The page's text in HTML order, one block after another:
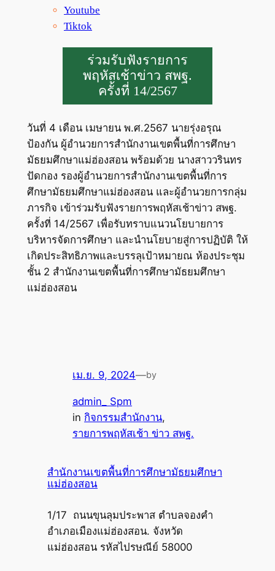
Youtube
Tiktok
ร่วมรับฟังรายการ
พฤหัสเช้าข่าว สพฐ.
ครั้งที่ 14/2567
วันที่ 4 เดือน เมษายน พ.ศ.2567 นายรุ่งอรุณ
ป้องกัน ผู้อำนวยการสำนักงานเขตพื้นที่การศึกษา
มัธยมศึกษาแม่ฮ่องสอน พร้อมด้วย นางสาววรินทร
ปัดกอง รองผู้อำนวยการสำนักงานเขตพื้นที่การ
ศึกษามัธยมศึกษาแม่ฮ่องสอน และผู้อำนวยการกลุ่ม
ภารกิจ เข้าร่วมรับฟังรายการพฤหัสเช้าข่าว สพฐ.
ครั้งที่ 14/2567 เพื่อรับทราบแนวนโยบายการ
บริหารจัดการศึกษา และนำนโยบายสู่การปฏิบัติ ให้
เกิดประสิทธิภาพและบรรลุเป้าหมายณ ห้องประชุม
ชั้น 2 สำนักงานเขตพื้นที่การศึกษามัธยมศึกษา
แม่ฮ่องสอน
เม.ย. 9, 2024—by
admin_ Spm
in กิจกรรมสำนักงาน
รายการพฤหัสเช้า ข่าว สพฐ.
สำนักงานเขตพื้นที่การศึกษามัธยมศึกษา
แม่ฮ่องสอน
1/17 ถนนขุนลุมประพาส ตำบลจองคำ
อำเภอเมืองแม่ฮ่องสอน. จังหวัด
แม่ฮ่องสอน รหัสไปรษณีย์ 58000